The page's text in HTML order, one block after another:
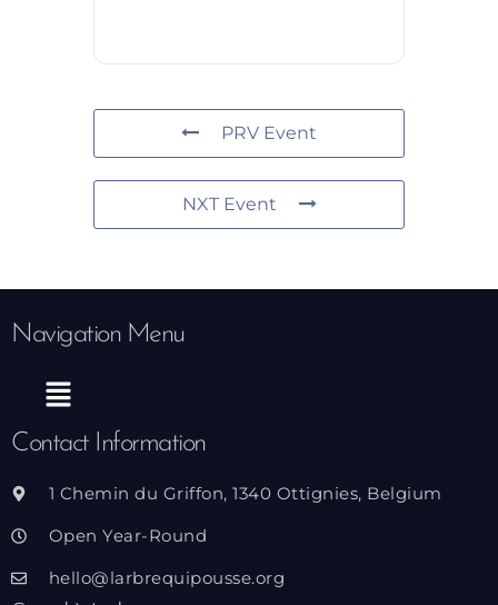
PRV Event
NXT Event
Navigation Menu
Menu
Contact Information
1 Chemin du Griffon, 1340 Ottignies, Belgium
Open Year-Round
hello@larbrequipousse.org